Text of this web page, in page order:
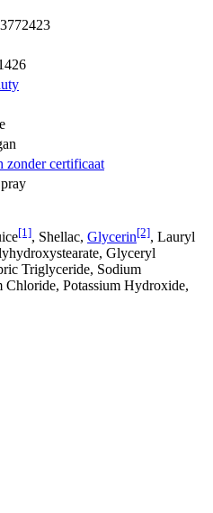
zonder certificaat
[1], Shellac, Glycerin[2], Lauryl
Glyceryl
Triglyceride, Sodium
Potassium Hydroxide,